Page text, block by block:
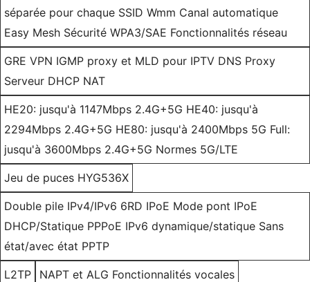
séparée pour chaque SSID Wmm Canal automatique
Easy Mesh Sécurité WPA3/SAE Fonctionnalités réseau
GRE VPN IGMP proxy et MLD pour IPTV DNS Proxy
Serveur DHCP NAT
HE20: jusqu'à 1147Mbps 2.4G+5G HE40: jusqu'à
2294Mbps 2.4G+5G HE80: jusqu'à 2400Mbps 5G Full:
jusqu'à 3600Mbps 2.4G+5G Normes 5G/LTE
Jeu de puces HYG536X
Double pile IPv4/IPv6 6RD IPoE Mode pont IPoE
DHCP/Statique PPPoE IPv6 dynamique/statique Sans
état/avec état PPTP
L2TP NAPT et ALG Fonctionnalités vocales